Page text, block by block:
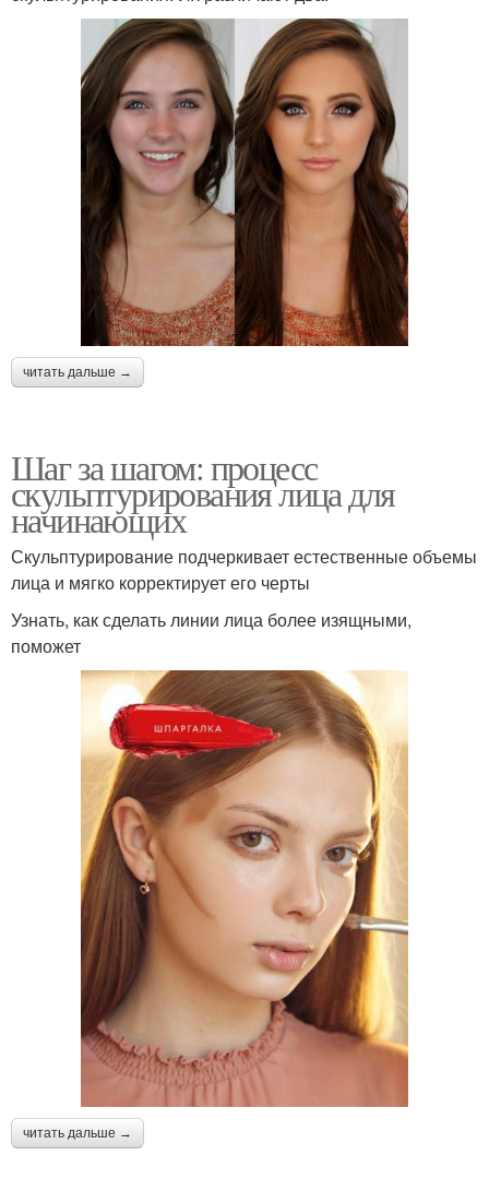
читать дальше →
Шаг за шагом: процесс
скульптурирования лица для
начинающих
Скульптурирование подчеркивает естественные объемы
лица и мягко корректирует его черты
Узнать, как сделать линии лица более изящными,
поможет
читать дальше →